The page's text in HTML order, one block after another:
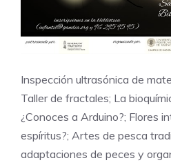
Inspección ultrasónica de
Taller de fractales; La
¿Conoces a Arduino?; Flores
espíritus?; Artes de pesca
adaptaciones de peces y